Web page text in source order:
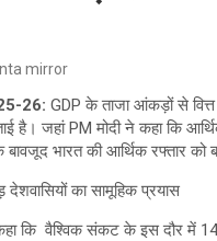
mirror
26: GDP के ताजा आंकड़ों से वित्त
है। जहां PM मोदी ने कहा कि
बावजूद भारत की आर्थिक रफ्तार
देशवासियों का सामूहिक प्रयास
कहा कि वैश्विक संकट के इस दौर में